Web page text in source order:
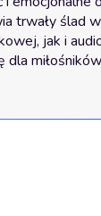
trwały ślad
jak i
dla